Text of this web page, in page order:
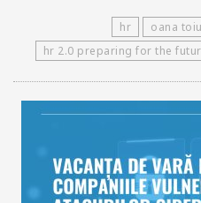
hr oana toiu
hr 2.0 preparing for the